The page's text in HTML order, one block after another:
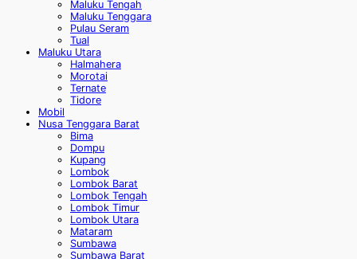
Maluku Tengah
Maluku Tenggara
Pulau Seram
Tual
Maluku Utara
Halmahera
Morotai
Ternate
Tidore
Mobil
Nusa Tenggara Barat
Bima
Dompu
Kupang
Lombok
Lombok Barat
Lombok Tengah
Lombok Timur
Lombok Utara
Mataram
Sumbawa
Sumbawa Barat